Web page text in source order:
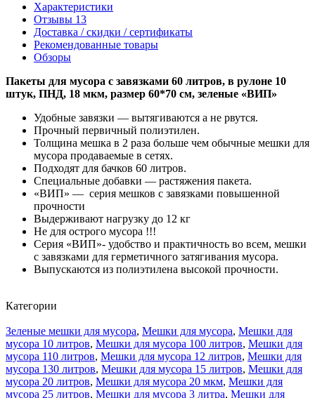
Характеристики
Отзывы 13
Доставка / скидки / сертификаты
Рекомендованные товары
Обзоры
Пакеты для мусора с завязками 60 литров, в рулоне 10
штук, ПНД, 18 мкм, размер 60*70 см, зеленые «ВИП»
Удобные завязки — вытягиваются а не рвутся.
Прочный первичный полиэтилен.
Толщина мешка в 2 раза больше чем обычные мешки для
мусора продаваемые в сетях.
Подходят для бачков 60 литров.
Специальные добавки — растяжения пакета.
«ВИП» — серия мешков с завязками повышенной
прочности
Выдерживают нагрузку до 12 кг
Не для острого мусора !!!
Серия «ВИП»- удобство и практичность во всем, мешки
с завязками для герметичного затягивания мусора.
Выпускаются из полиэтилена высокой прочности.
Категории
Зеленые мешки для мусора, Мешки для мусора, Мешки для
мусора 10 литров, Мешки для мусора 100 литров, Мешки для
мусора 110 литров, Мешки для мусора 12 литров, Мешки для
мусора 130 литров, Мешки для мусора 15 литров, Мешки для
мусора 20 литров, Мешки для мусора 20 мкм, Мешки для
мусора 25 литров, Мешки для мусора 3 литра, Мешки для